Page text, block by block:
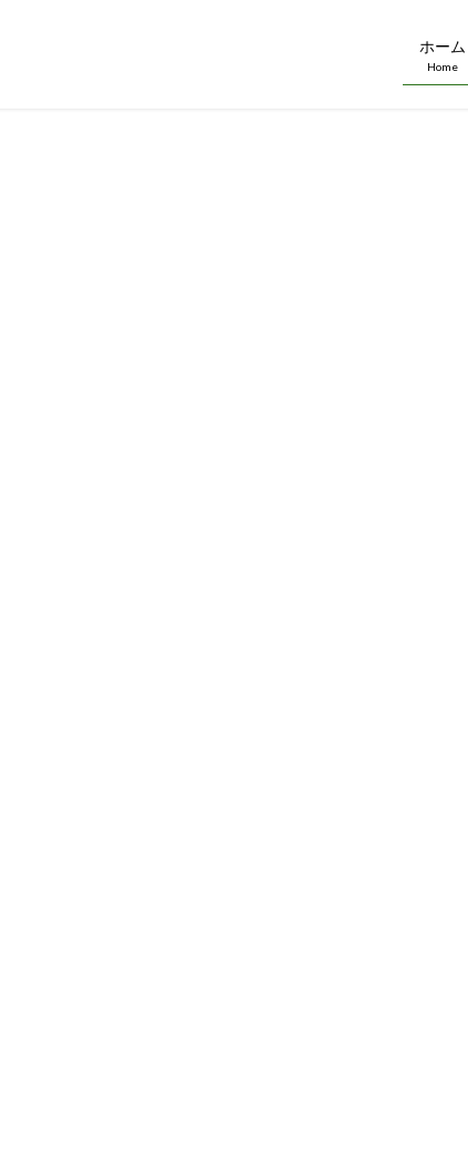
ホーム
Home